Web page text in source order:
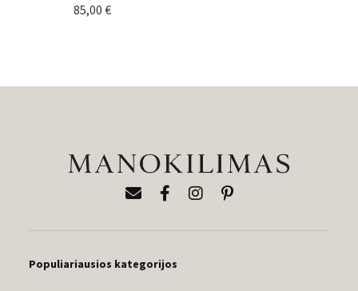
85,00 €
Populiariausios kategorijos